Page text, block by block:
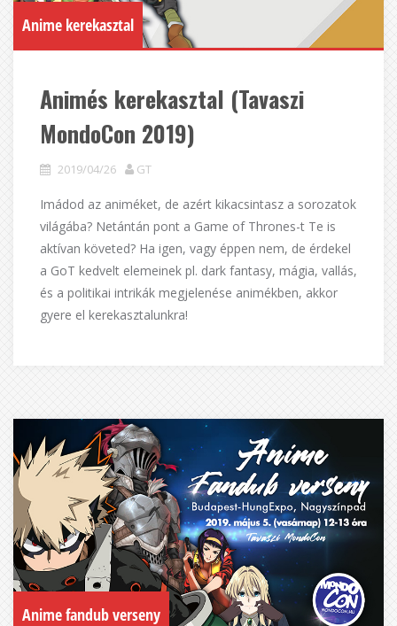
Anime kerekasztal
Animés kerekasztal (Tavaszi
MondoCon 2019)
2019/04/26 GT
Imádod az animéket, de azért kikacsintasz a sorozatok
világába? Netántán pont a Game of Thrones-t Te is
aktívan követed? Ha igen, vagy éppen nem, de érdekel
a GoT kedvelt elemeinek pl. dark fantasy, mágia, vallás,
és a politikai intrikák megjelenése animékben, akkor
gyere el kerekasztalunkra!
Anime fandub verseny